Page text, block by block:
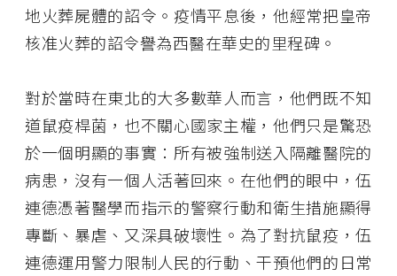
地火葬屍體的詔令。疫情平息後，他經常把皇帝
核准火葬的詔令譽為西醫在華史的里程碑。
對於當時在東北的大多數華人而言，他們既不知
道鼠疫桿菌，也不關心國家主權，他們只是驚恐
於一個明顯的事實：所有被強制送入隔離醫院的
病患，沒有一個人活著回來。在他們的眼中，伍
連德憑著醫學而指示的警察行動和衛生措施顯得
專斷、暴虐、又深具破壞性。為了對抗鼠疫，伍
連德運用警力限制人民的行動、干預他們的日常